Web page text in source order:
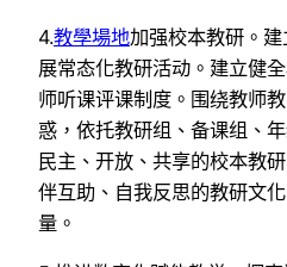
4.教學場地加强校本教研。
展常态化教研活动。建立健
师听课评课制度。围绕教师
惑，依托教研组、备课组、
民主、开放、共享的校本教
伴互助、自我反思的教研文
量。